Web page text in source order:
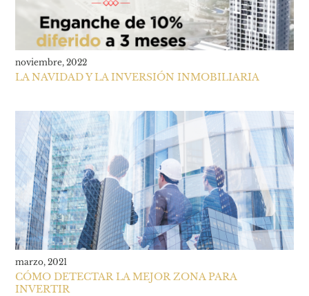
noviembre, 2022
LA NAVIDAD Y LA INVERSIÓN INMOBILIARIA
marzo, 2021
CÓMO DETECTAR LA MEJOR ZONA PARA
INVERTIR